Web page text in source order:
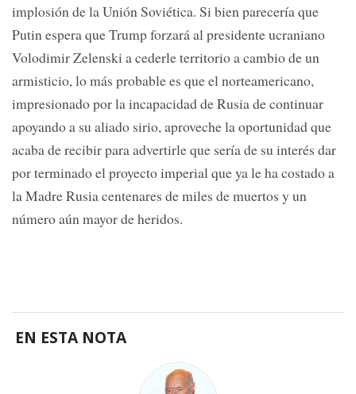
implosión de la Unión Soviética. Si bien parecería que
Putin espera que Trump forzará al presidente ucraniano
Volodimir Zelenski a cederle territorio a cambio de un
armisticio, lo más probable es que el norteamericano,
impresionado por la incapacidad de Rusia de continuar
apoyando a su aliado sirio, aproveche la oportunidad que
acaba de recibir para advertirle que sería de su interés dar
por terminado el proyecto imperial que ya le ha costado a
la Madre Rusia centenares de miles de muertos y un
número aún mayor de heridos.
EN ESTA NOTA